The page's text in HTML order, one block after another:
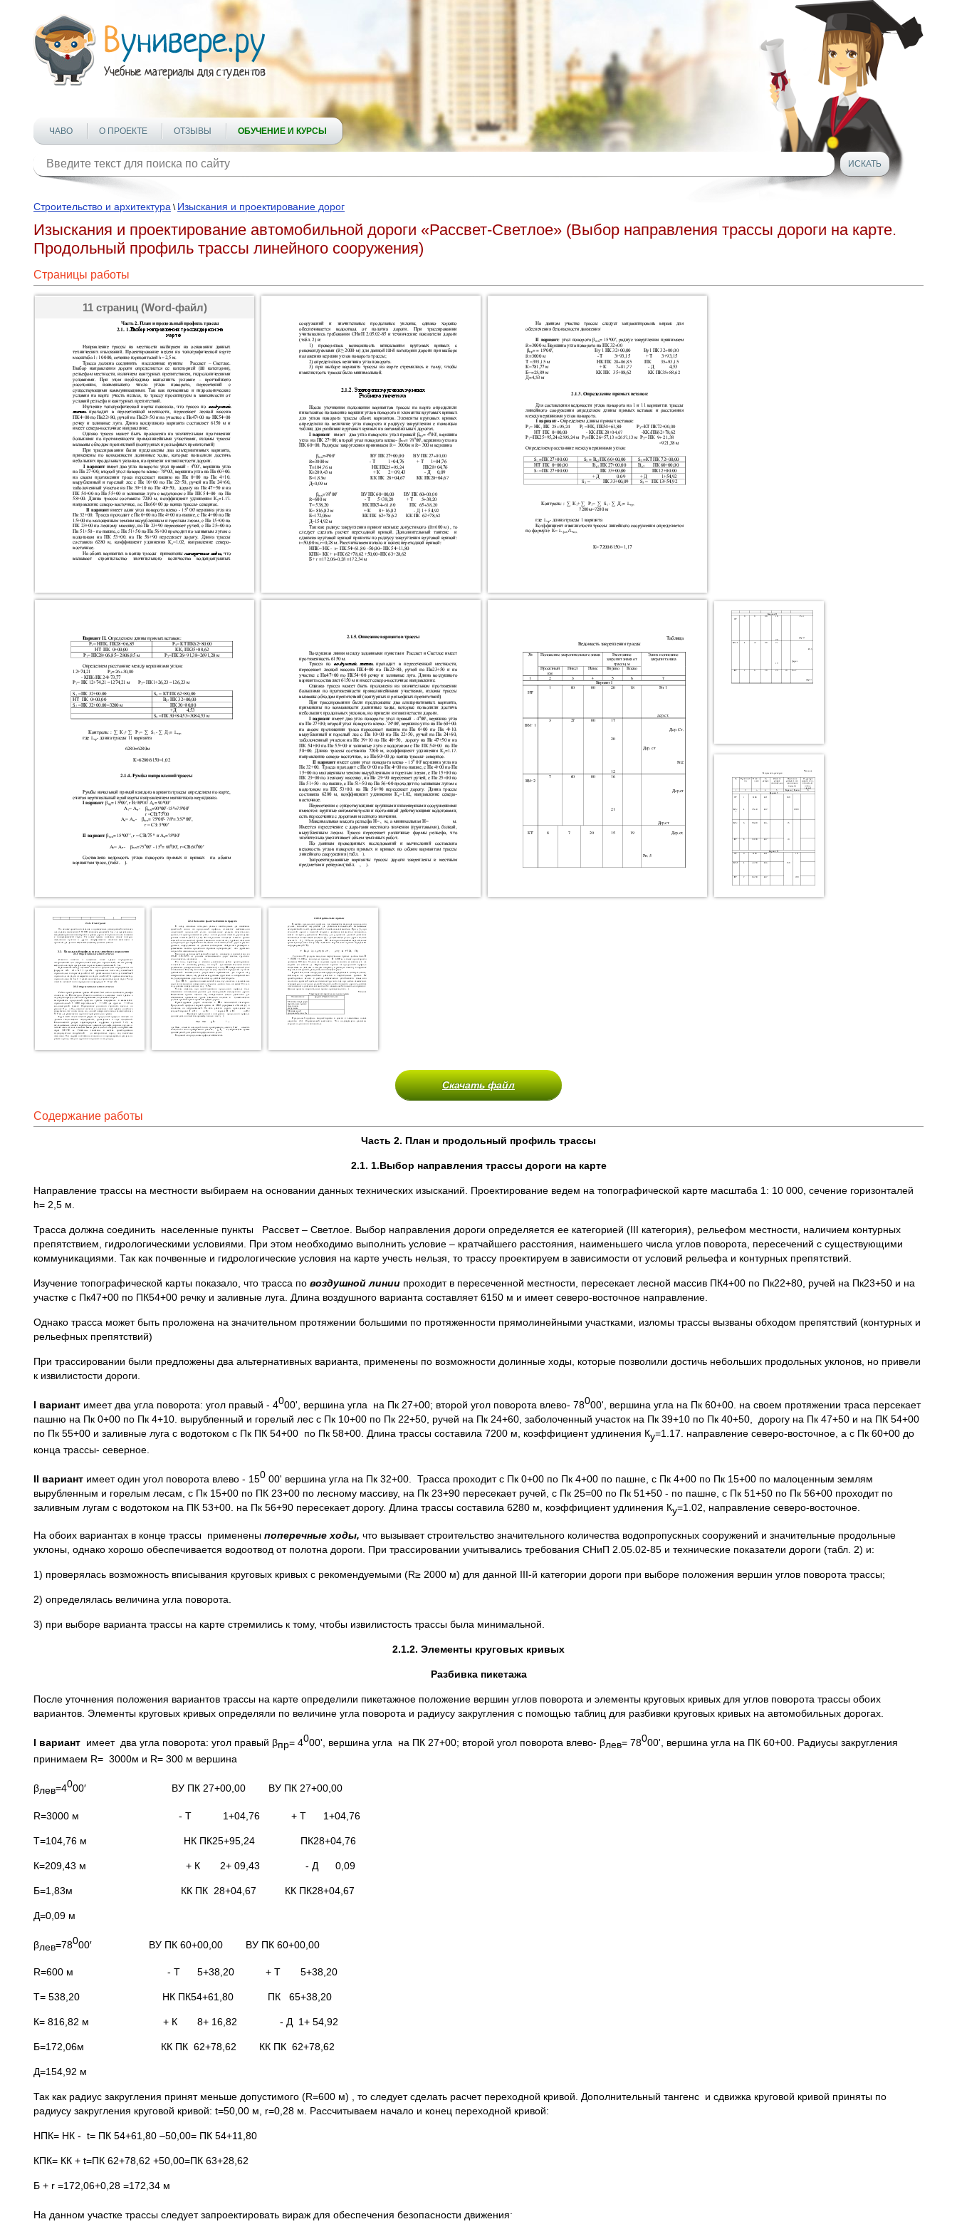
ЧАВО О ПРОЕКТЕ ОТЗЫВЫ ОБУЧЕНИЕ И КУРСЫ
Строительство и архитектура \ Изыскания и проектирование дорог
Изыскания и проектирование автомобильной дороги «Рассвет-Светлое» (Выбор направления трассы дороги на карте.
Продольный профиль трассы линейного сооружения)
Страницы работы
11 страниц (Word-файл)
Скачать файл
Содержание работы
Часть 2. План и продольный профиль трассы
2.1. 1.Выбор направления трассы дороги на карте
Направление трассы на местности выбираем на основании данных технических изысканий. Проектирование ведем на топографической карте масштаба 1: 10 000, сечение горизонталей
h= 2,5 м.
Трасса должна соединить населенные пункты Рассвет – Светлое. Выбор направления дороги определяется ее категорией (III категория), рельефом местности, наличием контурных
препятствием, гидрологическими условиями. При этом необходимо выполнить условие – кратчайшего расстояния, наименьшего числа углов поворота, пересечений с существующими
коммуникациями. Так как почвенные и гидрологические условия на карте учесть нельзя, то трассу проектируем в зависимости от условий рельефа и контурных препятствий.
Изучение топографической карты показало, что трасса по воздушной линии проходит в пересеченной местности, пересекает лесной массив ПК4+00 по Пк22+80, ручей на Пк23+50 и на
участке с Пк47+00 по ПК54+00 речку и заливные луга. Длина воздушного варианта составляет 6150 м и имеет северо-восточное направление.
Однако трасса может быть проложена на значительном протяжении большими по протяженности прямолинейными участками, изломы трассы вызваны обходом препятствий (контурных и
рельефных препятствий)
При трассировании были предложены два альтернативных варианта, применены по возможности долинные ходы, которые позволили достичь небольших продольных уклонов, но привели
к извилистости дороги.
I вариант имеет два угла поворота: угол правый - 4000', вершина угла на Пк 27+00; второй угол поворота влево- 78000', вершина угла на Пк 60+00. на своем протяжении траса персекает
пашню на Пк 0+00 по Пк 4+10. вырубленный и горелый лес с Пк 10+00 по Пк 22+50, ручей на Пк 24+60, заболоченный участок на Пк 39+10 по Пк 40+50, дорогу на Пк 47+50 и на ПК 54+00
по Пк 55+00 и заливные луга с водотоком с Пк ПК 54+00 по Пк 58+00. Длина трассы составила 7200 м, коэффициент удлинения Ку=1.17. направление северо-восточное, а с Пк 60+00 до
конца трассы- северное.
II вариант имеет один угол поворота влево - 150 00' вершина угла на Пк 32+00. Трасса проходит с Пк 0+00 по Пк 4+00 по пашне, с Пк 4+00 по Пк 15+00 по малоценным землям
вырубленным и горелым лесам, с Пк 15+00 по ПК 23+00 по лесному массиву, на Пк 23+90 пересекает ручей, с Пк 25=00 по Пк 51+50 - по пашне, с Пк 51+50 по Пк 56+00 проходит по
заливным лугам с водотоком на ПК 53+00. на Пк 56+90 пересекает дорогу. Длина трассы составила 6280 м, коэффициент удлинения Ку=1.02, направление северо-восточное.
На обоих вариантах в конце трассы применены поперечные ходы, что вызывает строительство значительного количества водопропускных сооружений и значительные продольные
уклоны, однако хорошо обеспечивается водоотвод от полотна дороги. При трассировании учитывались требования СНиП 2.05.02-85 и технические показатели дороги (табл. 2) и:
1) проверялась возможность вписывания круговых кривых с рекомендуемыми (R≥ 2000 м) для данной III-й категории дороги при выборе положения вершин углов поворота трассы;
2) определялась величина угла поворота.
3) при выборе варианта трассы на карте стремились к тому, чтобы извилистость трассы была минимальной.
2.1.2. Элементы круговых кривых
Разбивка пикетажа
После уточнения положения вариантов трассы на карте определили пикетажное положение вершин углов поворота и элементы круговых кривых для углов поворота трассы обоих
вариантов. Элементы круговых кривых определяли по величине угла поворота и радиусу закругления с помощью таблиц для разбивки круговых кривых на автомобильных дорогах.
I вариант имеет два угла поворота: угол правый βпр= 4000', вершина угла на ПК 27+00; второй угол поворота влево- βлев= 78000', вершина угла на ПК 60+00. Радиусы закругления
принимаем R= 3000м и R= 300 м вершина
βлев=4000′ ВУ ПК 27+00,00 ВУ ПК 27+00,00
R=3000 м - Т 1+04,76 + Т 1+04,76
Т=104,76 м НК ПК25+95,24 ПК28+04,76
К=209,43 м + К 2+ 09,43 - Д 0,09
Б=1,83м КК ПК 28+04,67 КК ПК28+04,67
Д=0,09 м
βлев=78000′ ВУ ПК 60+00,00 ВУ ПК 60+00,00
R=600 м - Т 5+38,20 + Т 5+38,20
Т= 538,20 НК ПК54+61,80 ПК 65+38,20
К= 816,82 м + К 8+ 16,82 - Д 1+ 54,92
Б=172,06м КК ПК 62+78,62 КК ПК 62+78,62
Д=154,92 м
Так как радиус закругления принят меньше допустимого (R=600 м) , то следует сделать расчет переходной кривой. Дополнительный тангенс и сдвижка круговой кривой приняты по
радиусу закругления круговой кривой: t=50,00 м, r=0,28 м. Рассчитываем начало и конец переходной кривой:
НПК= НК - t= ПК 54+61,80 –50,00= ПК 54+11,80
КПК= КК + t=ПК 62+78,62 +50,00=ПК 63+28,62
Б + r =172,06+0,28 =172,34 м
На данном участке трассы следует запроектировать вираж для обеспечения безопасности движения.